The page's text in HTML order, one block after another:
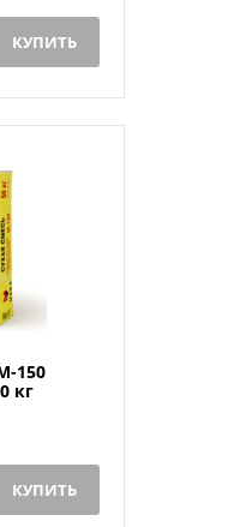
КУПИТЬ
150
кг
КУПИТЬ